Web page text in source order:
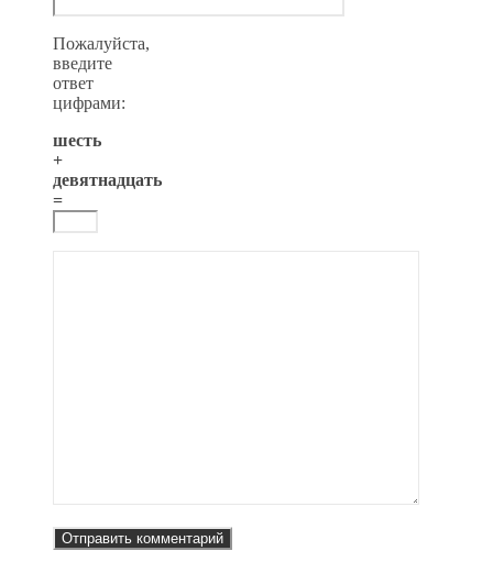
Пожалуйста,
введите
ответ
цифрами:
шесть
+
девятнадцать
=